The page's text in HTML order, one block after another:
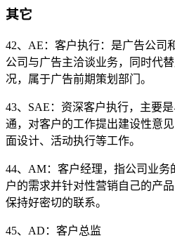
其它
42、AE：客户执行：是广告公司
公司与广告主洽谈业务，同时代
况，属于广告前期策划部门。
43、SAE：资深客户执行，主要
通，对客户的工作提出建设性意
面设计、活动执行等工作。
44、AM：客户经理，指公司业务
户的需求并针对性营销自己的产
保持好密切的联系。
45、AD：客户总监